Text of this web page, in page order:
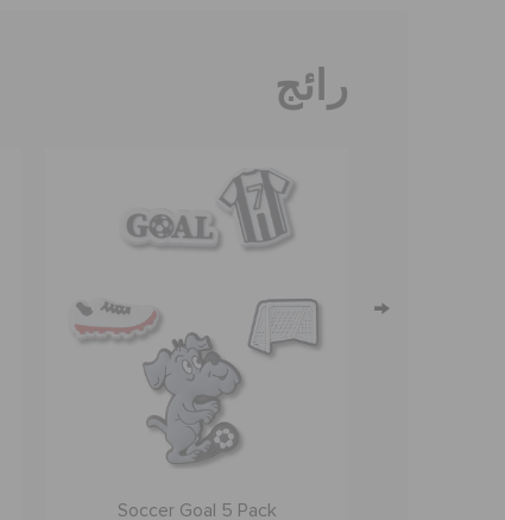
رائج
Soccer Goal 5 Pack
→